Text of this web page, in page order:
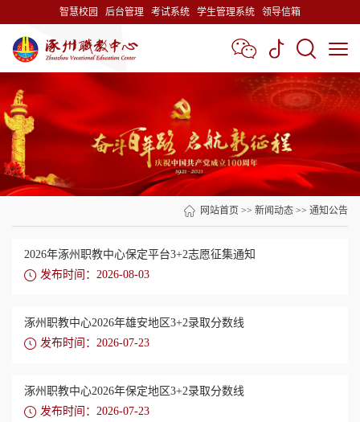
智慧校园 后台管理 考试系统 学生管理系统 领导信箱
网站首页 >> 新闻动态 >> 通知公告
2026年涿州职教中心保定平台3+2志愿征集通知
发布时间：2026-08-03
涿州职教中心2026年雄安地区3+2录取分数线
发布时间：2026-07-23
涿州职教中心2026年保定地区3+2录取分数线
发布时间：2026-07-23